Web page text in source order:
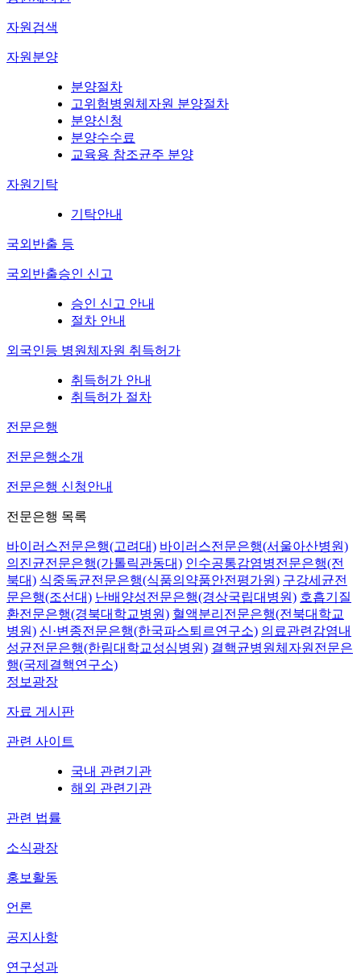
자원검색
자원분양
분양절차
고위험병원체자원 분양절차
분양신청
분양수수료
교육용 참조균주 분양
자원기탁
기탁안내
국외반출 등
국외반출승인 신고
승인 신고 안내
절차 안내
외국인등 병원체자원 취득허가
취득허가 안내
취득허가 절차
전문은행
전문은행소개
전문은행 신청안내
전문은행 목록
바이러스전문은행(고려대) 바이러스전문은행(서울아산병원)
의진균전문은행(가톨릭관동대) 인수공통감염병전문은행(전
북대) 식중독균전문은행(식품의약품안전평가원) 구강세균전
문은행(조선대) 난배양성전문은행(경상국립대병원) 호흡기질
환전문은행(경북대학교병원) 혈액분리전문은행(전북대학교
병원) 신·변종전문은행(한국파스퇴르연구소) 의료관련감염내
성균전문은행(한림대학교성심병원) 결핵균병원체자원전문은
행(국제결핵연구소)
정보광장
자료 게시판
관련 사이트
국내 관련기관
해외 관련기관
관련 법률
소식광장
홍보활동
언론
공지사항
연구성과